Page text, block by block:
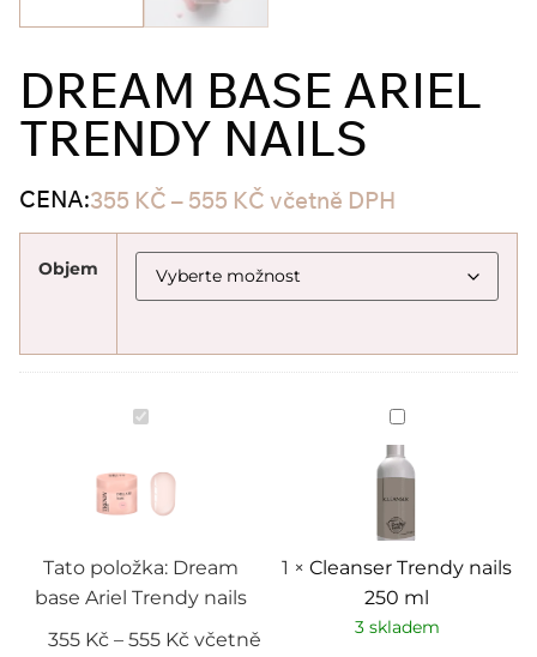
DREAM BASE ARIEL
TRENDY NAILS
CENA:355 KČ – 555 KČ včetně DPH
Objem
Dream
base
Trendy
nails
Tato položka: Dream
base Ariel Trendy nails
355 Kč – 555 Kč včetně
Cleanser
Trendy
nails
250
1 × Cleanser Trendy nails
250 ml
3 skladem